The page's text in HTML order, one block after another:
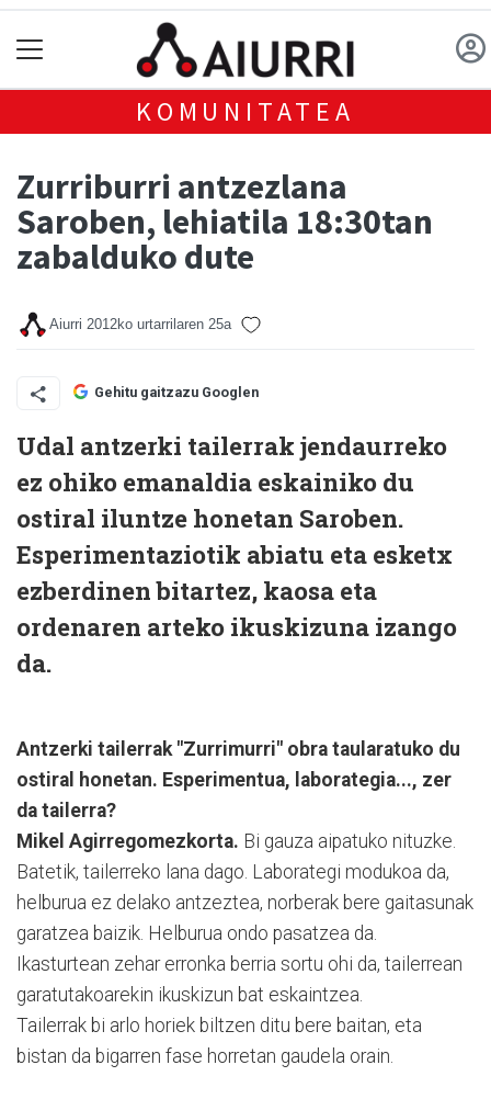
KOMUNITATEA
Zurriburri antzezlana
Saroben, lehiatila 18:30tan
zabalduko dute
Aiurri 2012ko urtarrilaren 25a
Gehitu gaitzazu Googlen
Udal antzerki tailerrak jendaurreko
ez ohiko emanaldia eskainiko du
ostiral iluntze honetan Saroben.
Esperimentaziotik abiatu eta esketx
ezberdinen bitartez, kaosa eta
ordenaren arteko ikuskizuna izango
da.
Antzerki tailerrak "Zurrimurri" obra taularatuko du
ostiral honetan. Esperimentua, laborategia..., zer
da tailerra?
Mikel Agirregomezkorta. Bi gauza aipatuko nituzke.
Batetik, tailerreko lana dago. Laborategi modukoa da,
helburua ez delako antzeztea, norberak bere gaitasunak
garatzea baizik. Helburua ondo pasatzea da.
Ikasturtean zehar erronka berria sortu ohi da, tailerrean
garatutakoarekin ikuskizun bat eskaintzea.
Tailerrak bi arlo horiek biltzen ditu bere baitan, eta
bistan da bigarren fase horretan gaudela orain.